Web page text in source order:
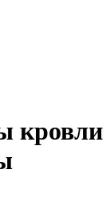
кровли